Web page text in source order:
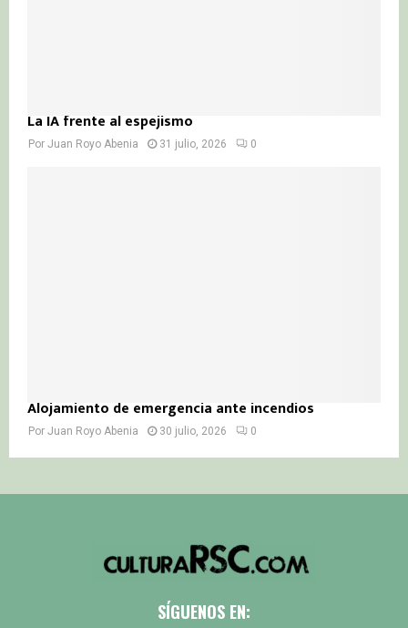
La IA frente al espejismo
Por Juan Royo Abenia 31 julio, 2026 0
Alojamiento de emergencia ante incendios
Por Juan Royo Abenia 30 julio, 2026 0
SÍGUENOS EN: